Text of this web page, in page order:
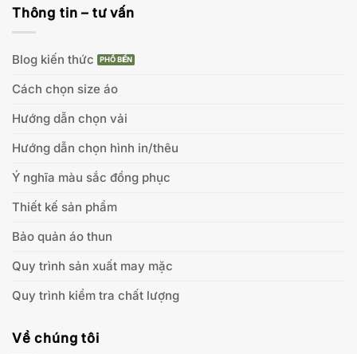
Thông tin – tư vấn
Blog kiến thức
Cách chọn size áo
Hướng dẫn chọn vải
Hướng dẫn chọn hình in/thêu
Ý nghĩa màu sắc đồng phục
Thiết kế sản phẩm
Bảo quản áo thun
Quy trình sản xuất may mặc
Quy trình kiểm tra chất lượng
Về chúng tôi